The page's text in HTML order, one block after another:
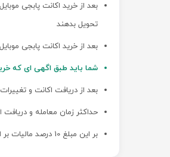
بعد از خرید اکانت پابجی
تحویل بدهند
بعد از خرید اکانت پابجی
شما باید طبق اگهی ای که
بعد از دریافت اکانت و
حداکثر زمان معامله و دریافت اکانت
بر این مبلغ 10 درصد مالیات بر ارزش افزوده، اضافه میشود